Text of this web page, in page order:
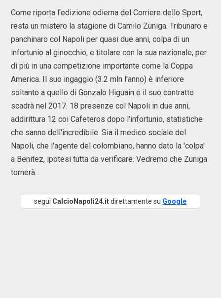
Come riporta l'edizione odierna del Corriere dello Sport,
resta un mistero la stagione di Camilo Zuniga. Tribunaro e
panchinaro col Napoli per quasi due anni, colpa di un
infortunio al ginocchio, e titolare con la sua nazionale, per
di più in una competizione importante come la Coppa
America. Il suo ingaggio (3.2 mln l'anno) è inferiore
soltanto a quello di Gonzalo Higuain e il suo contratto
scadrà nel 2017. 18 presenze col Napoli in due anni,
addirittura 12 coi Cafeteros dopo l'infortunio, statistiche
che sanno dell'incredibile. Sia il medico sociale del
Napoli, che l'agente del colombiano, hanno dato la 'colpa'
a Benitez, ipotesi tutta da verificare. Vedremo che Zuniga
tornerà...
segui CalcioNapoli24.itdirettamente su Google